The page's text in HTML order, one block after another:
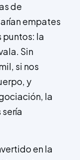
de
empates
puntos: la
Sin
si nos
y
la
en la